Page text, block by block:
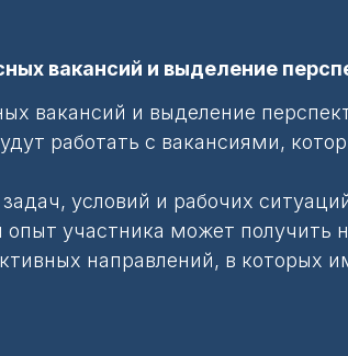
вакансий и выделение
вакансий и выделение
работать с вакансиями,
условий и рабочих
участника может получить
направлений, в которых